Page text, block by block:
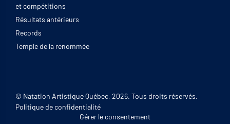
et compétitions
Résultats antérieurs
Records
Temple de la renommée
© Natation Artistique Québec, 2026. Tous droits réservés.
Politique de confidentialité
Gérer le consentement